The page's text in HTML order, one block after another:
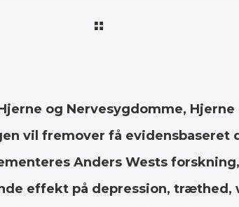
og Nervesygdomme,
vil fremover få evidensbaseret
Anders Wests
effekt på depression, træthed,